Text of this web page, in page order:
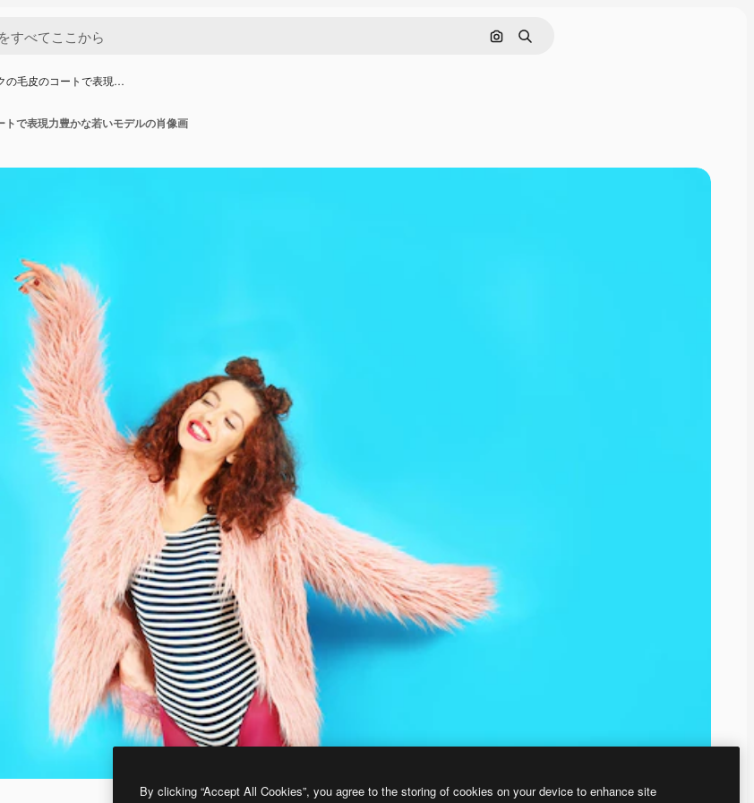
画像で検索
検索
の毛皮のコートで表現…
で表現力豊かな若いモデルの肖像画
By clicking “Accept All Cookies”, you agree to the storing of cookies on your device to enhance site